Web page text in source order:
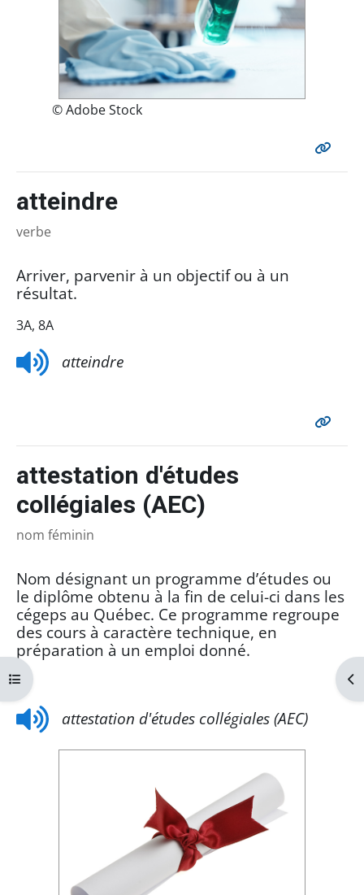
Ouvrir l’index du cours
© Adobe Stock
atteindre
verbe
Arriver, parvenir à un objectif ou à un
résultat.
3A, 8A
atteindre
attestation d'études
collégiales (AEC)
nom féminin
Nom désignant un programme d’études ou
le diplôme obtenu à la fin de celui-ci dans les
cégeps au Québec. Ce programme regroupe
des cours à caractère technique, en
préparation à un emploi donné.
1B
attestation d'études collégiales (AEC)